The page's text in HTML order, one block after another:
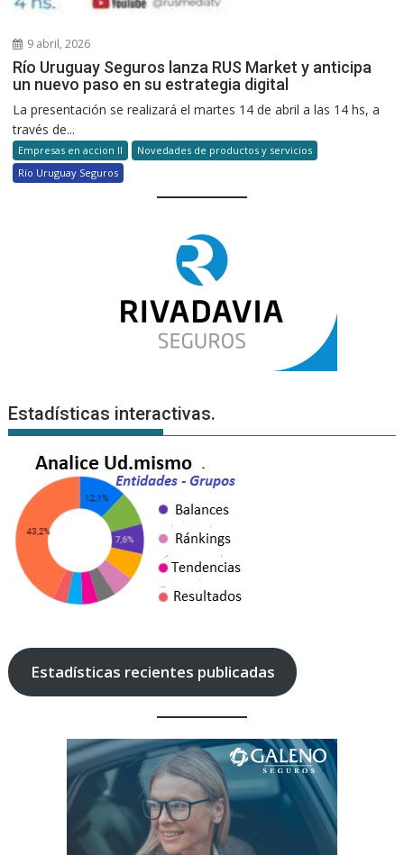
9 abril, 2026
Río Uruguay Seguros lanza RUS Market y anticipa
un nuevo paso en su estrategia digital
La presentación se realizará el martes 14 de abril a las 14 hs, a
través de...
Empresas en accion II
Novedades de productos y servicios
Río Uruguay Seguros
Estadísticas interactivas.
Estadísticas recientes publicadas